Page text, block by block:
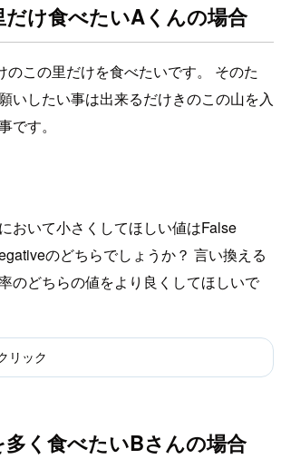
け食べたいAくんの場合
のこの里だけを食べたいです。 そのた
いしたい事は出来るだけきのこの山を入
です。
おいて小さくしてほしい値はFalse
のどちらでしょうか？ 言い換える
のどちらの値をより良くしてほしいで
リック
く食べたいBさんの場合